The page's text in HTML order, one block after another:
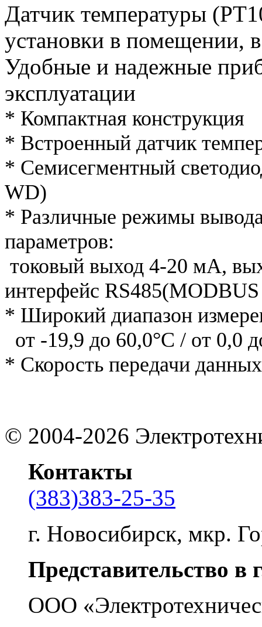
Датчик температуры
установки в помещении,
Удобные и надежные
эксплуатации
* Компактная конструкция
* Встроенный датчик
* Семисегментный
WD)
* Различные режимы
параметров:
токовый выход 4-20 мА,
интерфейс
* Широкий диапазон
от -19,9 до 60,0°C / от 0,0
* Скорость передачи
© 2004-2026
Контакты
(383)383-25-35
г. Новосибирск, мкр.
Представительство в
ООО